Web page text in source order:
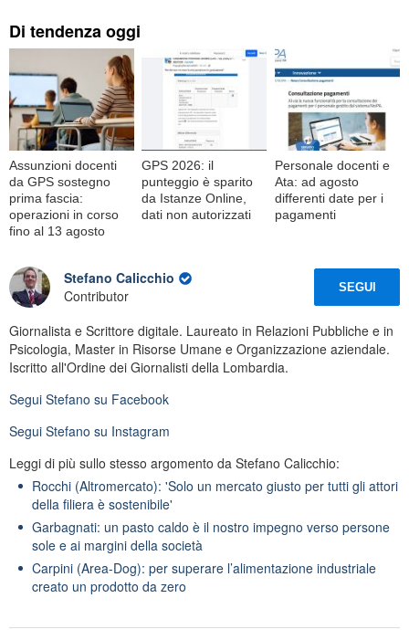
Di tendenza oggi
Assunzioni docenti
da GPS sostegno
prima fascia:
operazioni in corso
fino al 13 agosto
GPS 2026: il
punteggio è sparito
da Istanze Online,
dati non autorizzati
Personale docenti e
Ata: ad agosto
differenti date per i
pagamenti
Stefano Calicchio
Contributor
SEGUI
Giornalista e Scrittore digitale. Laureato in Relazioni Pubbliche e in
Psicologia, Master in Risorse Umane e Organizzazione aziendale.
Iscritto all'Ordine dei Giornalisti della Lombardia.
Segui Stefano su Facebook
Segui Stefano su Instagram
Leggi di più sullo stesso argomento da Stefano Calicchio:
Rocchi (Altromercato): 'Solo un mercato giusto per tutti gli attori
della filiera è sostenibile'
Garbagnati: un pasto caldo è il nostro impegno verso persone
sole e ai margini della società
Carpini (Area-Dog): per superare l’alimentazione industriale
creato un prodotto da zero